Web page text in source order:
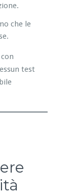
che le
test